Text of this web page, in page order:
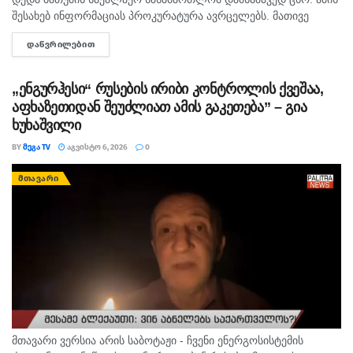
შესახებ ინფორმაციას პროკურატურა ავრცელებს. მათივე
ინფორმაციით, საქმე ეხება, 22 თებერვალს, ბათუმის ერთ-
ერთი კლინიკაში მომხდარ ფაქტს, რა დროსაც კლინიკის ერთ-
ᲓᲐᲬᲕᲠᲘᲚᲔᲑᲘᲗ
„ენგურჰესი“ რუსების ირიბი კონტროლის ქვეშაა,
აფხაზეთიდან შეუძლიათ ამის გაკეთება” – გია
ხუხაშვილი
BYᲛᲔᲒᲐ TV ᲐᲒᲕᲘᲡᲢᲝ 6, 2026 0
ᲛᲗᲐᲕᲐᲠᲘ
მთავარი ვერსია არის საბოტაჟი - ჩვენი ენერგოსისტემის